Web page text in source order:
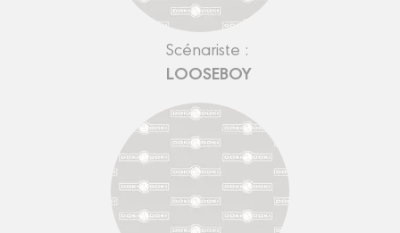
Scénariste :
LOOSEBOY